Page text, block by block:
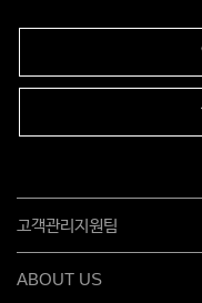
고객관리지원팀
ABOUT US